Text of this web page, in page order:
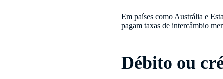
Em países como Austrália e
pagam taxas de intercâmbio
Débito ou